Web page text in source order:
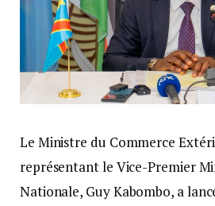
Le Ministre du Commerce
représentant le Vice-Premier
Nationale, Guy Kabombo, a